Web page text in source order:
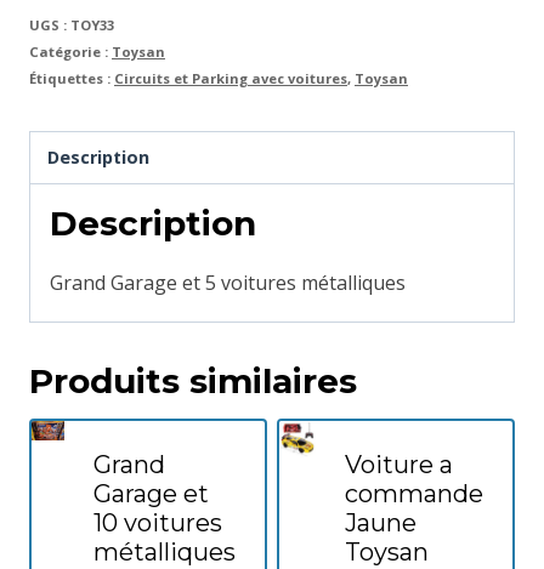
UGS : TOY33
Catégorie : Toysan
Étiquettes : Circuits et Parking avec voitures, Toysan
Description
Description
Grand Garage et 5 voitures métalliques
Produits similaires
Grand
Garage et
10 voitures
métalliques
Voiture a
commande
Jaune
Toysan